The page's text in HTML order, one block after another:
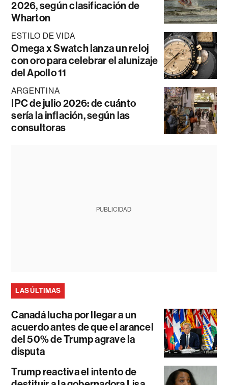
2026, según clasificación de
Wharton
ESTILO DE VIDA
Omega x Swatch lanza un reloj
con oro para celebrar el alunizaje
del Apollo 11
ARGENTINA
IPC de julio 2026: de cuánto
sería la inflación, según las
consultoras
PUBLICIDAD
LAS ÚLTIMAS
Canadá lucha por llegar a un
acuerdo antes de que el arancel
del 50% de Trump agrave la
disputa
Trump reactiva el intento de